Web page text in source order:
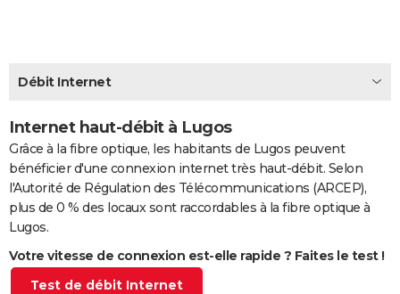
CARTE DE VOEUX
Carte de Noël
Carte Bonne année
Carte Saint-Valentin
Carte Pâques
Carte d'anniversaire
DICTIONNAIRE
PROGRAMME TV
COPAINS D'AVANT
S'inscrire
Se connecter
Lycées
Collèges
Primaires
Universités
Entreprises
Service militaire
Avis de recherche
Débit Internet
Internet haut-débit à Lugos
Grâce à la fibre optique, les habitants de Lugos peuvent
bénéficier d'une connexion internet très haut-débit. Selon
l'Autorité de Régulation des Télécommunications (ARCEP),
plus de 0 % des locaux sont raccordables à la fibre optique à
Lugos.
Votre vitesse de connexion est-elle rapide ? Faites le test !
Test de débit Internet